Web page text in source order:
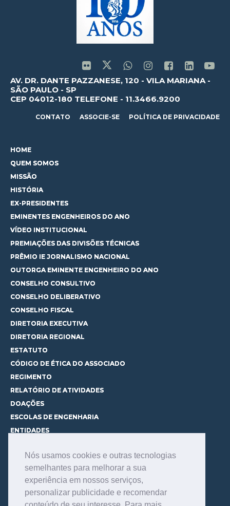
Nós usamos cookies e outras tecnologias
semelhantes para melhorar a sua
experiência em nossos serviços,
personalizar publicidade e recomendar
AV. DR. DANTE PAZZANESE, 120 - VILA MARIANA -
SÃO PAULO - SP
CEP 04012-180 TELEFONE - 11.3466.9200
CONTATO ASSOCIE-SE POLÍTICA DE PRIVACIDADE
HOME
QUEM SOMOS
MISSÃO
HISTÓRIA
EX-PRESIDENTES
EMINENTES ENGENHEIROS DO ANO
VÍDEO INSTITUCIONAL
PREMIAÇÕES DAS DIVISÕES TÉCNICAS
PRÊMIO IE JORNALISMO NACIONAL
OUTORGA EMINENTE ENGENHEIRO DO ANO
CONSELHO CONSULTIVO
CONSELHO DELIBERATIVO
CONSELHO FISCAL
DIRETORIA EXECUTIVA
DIRETORIA REGIONAL
ESTATUTO
CÓDIGO DE ÉTICA DO ASSOCIADO
REGIMENTO
RELATÓRIO DE ATIVIDADES
DOAÇÕES
ESCOLAS DE ENGENHARIA
ENTIDADES
CURSOS
CONHEÇA OS CURSOS
CENTRAL DE MENTORIA
CONTATO